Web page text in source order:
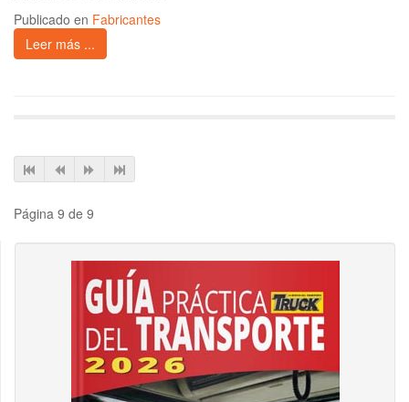
Publicado en Fabricantes
Leer más ...
Página 9 de 9